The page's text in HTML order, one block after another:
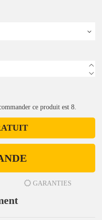
ce produit est 8.
GARANTIES